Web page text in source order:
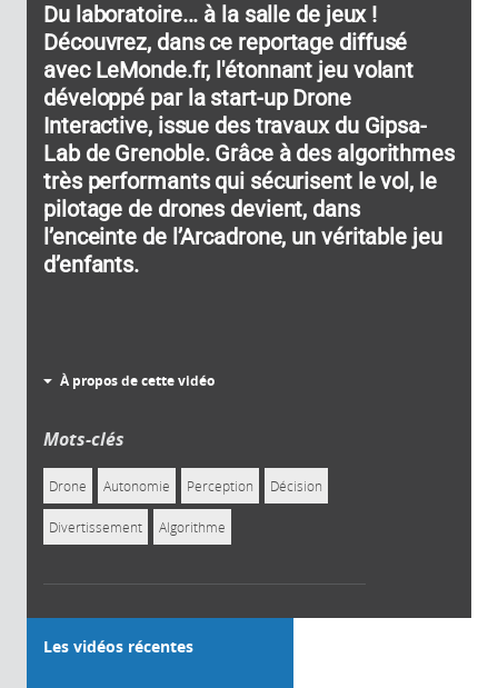
Du laboratoire... à la salle de jeux !
Découvrez, dans ce reportage diffusé
avec LeMonde.fr, l'étonnant jeu volant
développé par la start-up Drone
Interactive, issue des travaux du Gipsa-
Lab de Grenoble. Grâce à des algorithmes
très performants qui sécurisent le vol, le
pilotage de drones devient, dans
l’enceinte de l’Arcadrone, un véritable jeu
d’enfants.
À propos de cette vidéo
Mots-clés
Drone Autonomie Perception Décision
Divertissement Algorithme
Les vidéos récentes